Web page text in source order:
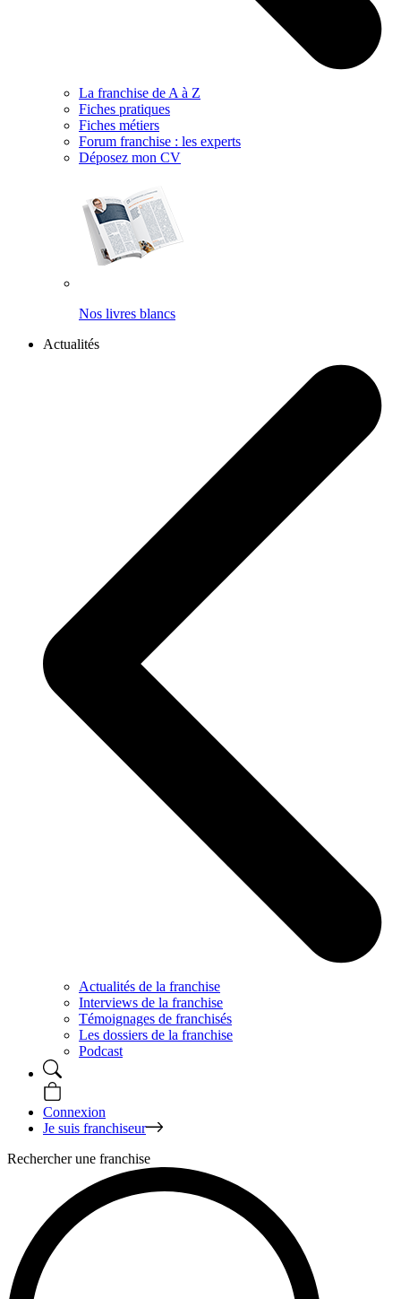
La franchise de A à Z
Fiches pratiques
Fiches métiers
Forum franchise : les experts
Déposez mon CV
Nos livres blancs
Actualités
Actualités de la franchise
Interviews de la franchise
Témoignages de franchisés
Les dossiers de la franchise
Podcast
Connexion
Je suis franchiseur
Rechercher une franchise